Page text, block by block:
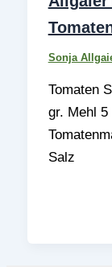
Sonja
Tomaten
gr. Mehl
Salz